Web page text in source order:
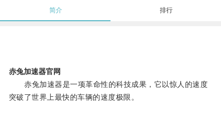
简介 排行
赤兔加速器官网
赤兔加速器是一项革命性的科技成果，它以惊人的速度
突破了世界上最快的车辆的速度极限。